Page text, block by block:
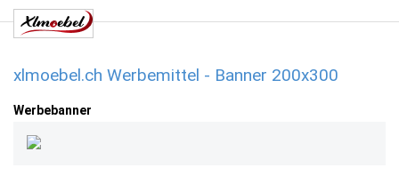
xlmoebel.ch Werbemittel - Banner 200x300
Werbebanner